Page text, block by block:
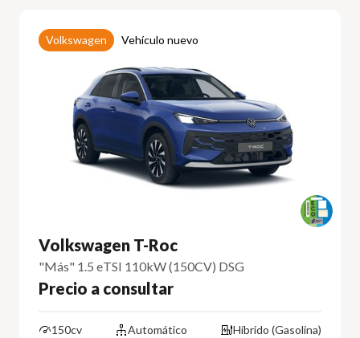
Volkswagen Vehículo nuevo
Volkswagen T-Roc
"Más" 1.5 eTSI 110kW (150CV) DSG
Precio a consultar
150cv Automático Híbrido (Gasolina)